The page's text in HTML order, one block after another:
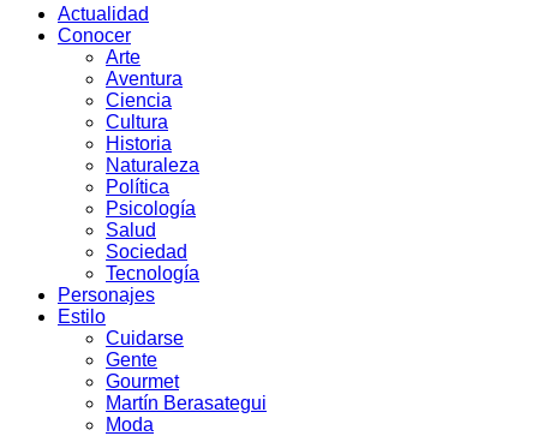
Actualidad
Conocer
Arte
Aventura
Ciencia
Cultura
Historia
Naturaleza
Política
Psicología
Salud
Sociedad
Tecnología
Personajes
Estilo
Cuidarse
Gente
Gourmet
Martín Berasategui
Moda